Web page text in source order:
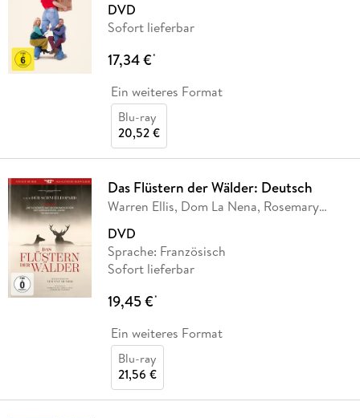
DVD
Sofort lieferbar
17,34 €*
Ein weiteres Format
Blu-ray
20,52 €
Das Flüstern der Wälder: Deutsch
Warren Ellis, Dom La Nena, Rosemary
Standley
DVD
Sprache: Französisch
Sofort lieferbar
19,45 €*
Ein weiteres Format
Blu-ray
21,56 €